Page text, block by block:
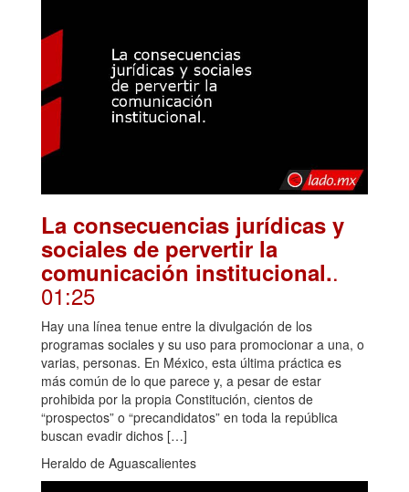
La consecuencias jurídicas y
sociales de pervertir la
comunicación institucional..
01:25
Hay una línea tenue entre la divulgación de los
programas sociales y su uso para promocionar a una, o
varias, personas. En México, esta última práctica es
más común de lo que parece y, a pesar de estar
prohibida por la propia Constitución, cientos de
“prospectos” o “precandidatos” en toda la república
buscan evadir dichos […]
Heraldo de Aguascalientes